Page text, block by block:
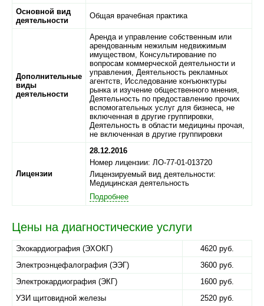
Основной вид
деятельности
Общая врачебная практика
Дополнительные
виды
деятельности
Аренда и управление собственным или
арендованным нежилым недвижимым
имуществом, Консультирование по
вопросам коммерческой деятельности и
управления, Деятельность рекламных
агентств, Исследование конъюнктуры
рынка и изучение общественного мнения,
Деятельность по предоставлению прочих
вспомогательных услуг для бизнеса, не
включенная в другие группировки,
Деятельность в области медицины прочая,
не включенная в другие группировки
Лицензии
28.12.2016
Номер лицензии: ЛО-77-01-013720
Лицензируемый вид деятельности:
Медицинская деятельность
Подробнее
Цены на диагностические услуги
Эхокардиография (ЭХОКГ)
4620 руб.
Электроэнцефалография (ЭЭГ)
3600 руб.
Электрокардиография (ЭКГ)
1600 руб.
УЗИ щитовидной железы
2520 руб.